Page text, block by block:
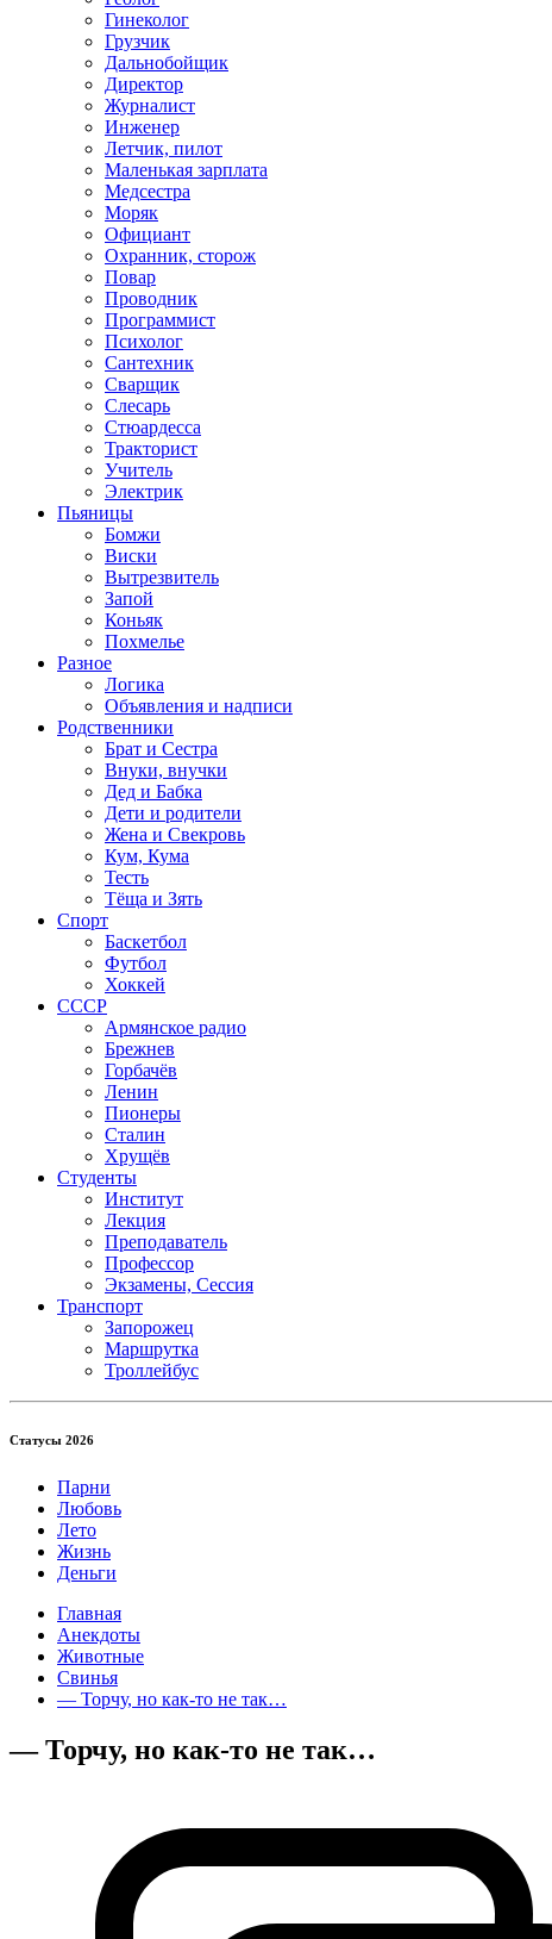
Гинеколог
Грузчик
Дальнобойщик
Директор
Журналист
Инженер
Летчик, пилот
Маленькая зарплата
Медсестра
Моряк
Официант
Охранник, сторож
Повар
Проводник
Программист
Психолог
Сантехник
Сварщик
Слесарь
Стюардесса
Тракторист
Учитель
Электрик
Пьяницы
Бомжи
Виски
Вытрезвитель
Запой
Коньяк
Похмелье
Разное
Логика
Объявления и надписи
Родственники
Брат и Сестра
Внуки, внучки
Дед и Бабка
Дети и родители
Жена и Свекровь
Кум, Кума
Тесть
Тёща и Зять
Спорт
Баскетбол
Футбол
Хоккей
СССР
Армянское радио
Брежнев
Горбачёв
Ленин
Пионеры
Сталин
Хрущёв
Студенты
Институт
Лекция
Преподаватель
Профессор
Экзамены, Сессия
Транспорт
Запорожец
Маршрутка
Троллейбус
Статуcы 2026
Парни
Любовь
Лето
Жизнь
Деньги
Главная
Анекдоты
Животные
Свинья
— Торчу, но как-то не так…
— Торчу, но как-то не так…